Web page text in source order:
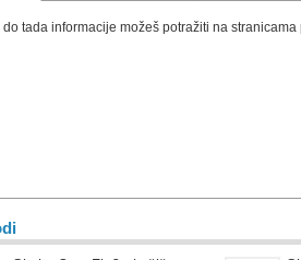
tada informacije možeš potražiti na